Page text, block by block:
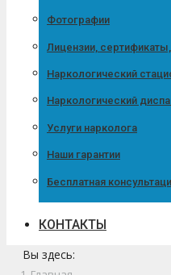
Фотографии
Лицензии,
Наркологический
Наркологический
Услуги нарколога
Наши гарантии
Бесплатная
КОНТАКТЫ
Вы здесь: